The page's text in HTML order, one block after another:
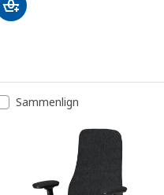
Sammenlign